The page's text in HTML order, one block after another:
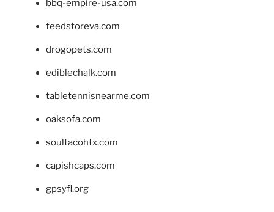
bbq-empire-usa.com
feedstoreva.com
drogopets.com
ediblechalk.com
tabletennisnearme.com
oaksofa.com
soultacohtx.com
capishcaps.com
gpsyfl.org